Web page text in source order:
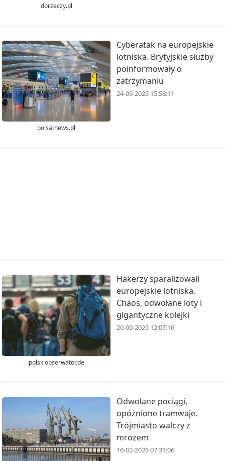
dorzeczy.pl
polsatnews.pl
Cyberatak na europejskie
lotniska. Brytyjskie służby
poinformowały o
zatrzymaniu
24-09-2025 15:58:11
polskiobserwator.de
Hakerzy sparaliżowali
europejskie lotniska.
Chaos, odwołane loty i
gigantyczne kolejki
20-09-2025 12:07:16
Odwołane pociągi,
opóźnione tramwaje.
Trójmiasto walczy z
mrozem
16-02-2026 07:31:06